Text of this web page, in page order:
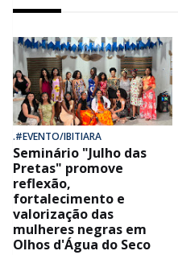
.#EVENTO/IBITIARA
Seminário "Julho das
Pretas" promove
reflexão,
fortalecimento e
valorização das
mulheres negras em
Olhos d'Água do Seco